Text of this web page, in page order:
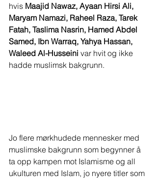
hvis Maajid Nawaz, Ayaan Hirsi Ali,
Maryam Namazi, Raheel Raza, Tarek
Fatah, Taslima Nasrin, Hamed Abdel
Samed, Ibn Warraq, Yahya Hassan,
Waleed Al-Husseini var hvit og ikke
hadde muslimsk bakgrunn.
Jo flere mørkhudede mennesker med
muslimske bakgrunn som begynner å
ta opp kampen mot Islamisme og all
ukulturen med Islam, jo nyere titler som